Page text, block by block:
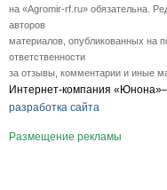
на «Agromir-rf.ru» обязательна.
авторов
материалов, опубликованных на
ответственности
за отзывы, комментарии и иные
Интернет-компания
разработка сайта
Размещение рекламы